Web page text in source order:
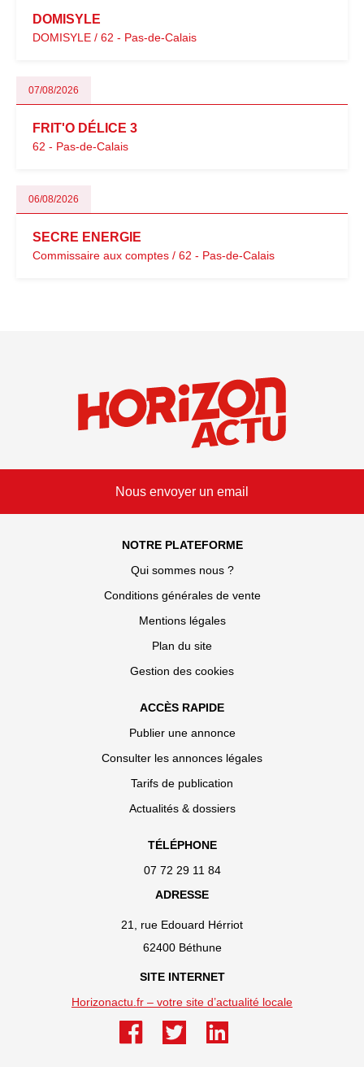
DOMISYLE
DOMISYLE / 62 - Pas-de-Calais
07/08/2026
FRIT'O DÉLICE 3
62 - Pas-de-Calais
06/08/2026
SECRE ENERGIE
Commissaire aux comptes / 62 - Pas-de-Calais
Nous envoyer un email
NOTRE PLATEFORME
Qui sommes nous ?
Conditions générales de vente
Mentions légales
Plan du site
Gestion des cookies
ACCÈS RAPIDE
Publier une annonce
Consulter les annonces légales
Tarifs de publication
Actualités & dossiers
TÉLÉPHONE
07 72 29 11 84
ADRESSE
21, rue Edouard Hérriot
62400 Béthune
SITE INTERNET
Horizonactu.fr – votre site d’actualité locale